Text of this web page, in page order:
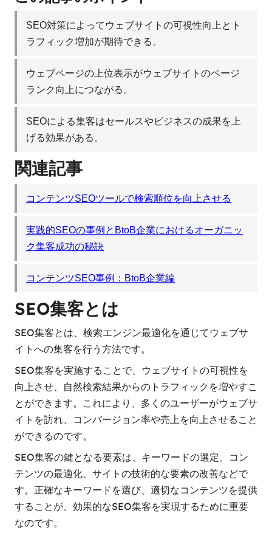
SEO対策によってウェブサイトの可視性向上とト
ラフィック増加が期待できる。
ウェブページの上位表示がウェブサイトのページ
ランク向上につながる。
SEOによる集客はセールスやビジネスの成果を上
げる効果がある。
関連記事
コンテンツSEOツールで検索順位を向上させる
実践的SEOの事例とBtoB企業におけるオーガニッ
ク集客成功の秘訣
コンテンツSEO事例：BtoB企業編
SEO集客とは
SEO集客とは、検索エンジン最適化を通じてウェブサ
イトへの集客を行う方法です。
SEO集客を実施することで、ウェブサイトの可視性を
向上させ、自然検索結果からのトラフィックを増やすこ
とができます。これにより、多くのユーザーがウェブサ
イトを訪れ、コンバージョン率や売上を向上させること
ができるのです。
SEO集客の鍵となる要素は、キーワードの選定、コン
テンツの最適化、サイトの技術的な要素の改善などで
す。正確なキーワードを選び、適切なコンテンツを提供
することが、効果的なSEO集客を実現するために重要
なのです。